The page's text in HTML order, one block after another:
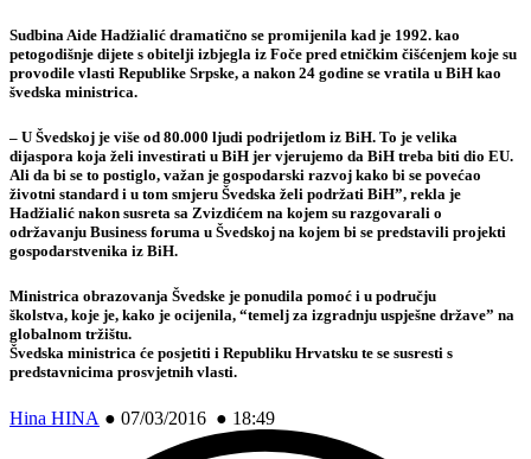
Sudbina Aide Hadžialić dramatično se promijenila kad je 1992. kao
petogodišnje dijete s obitelji izbjegla iz Foče pred etničkim čišćenjem koje su
provodile vlasti Republike Srpske, a nakon 24 godine se vratila u BiH kao
švedska ministrica.
– U Švedskoj je više od 80.000 ljudi podrijetlom iz BiH. To je velika
dijaspora koja želi investirati u BiH jer vjerujemo da BiH treba biti dio EU.
Ali da bi se to postiglo, važan je gospodarski razvoj kako bi se povećao
životni standard i u tom smjeru Švedska želi podržati BiH”, rekla je
Hadžialić nakon susreta sa Zvizdićem na kojem su razgovarali o
održavanju Business foruma u Švedskoj na kojem bi se predstavili projekti
gospodarstvenika iz BiH.
Ministrica obrazovanja Švedske je ponudila pomoć i u području
školstva, koje je, kako je ocijenila, “temelj za izgradnju uspješne države” na
globalnom tržištu.
Švedska ministrica će posjetiti i Republiku Hrvatsku te se susresti s
predstavnicima prosvjetnih vlasti.
Hina HINA ● 07/03/2016 ● 18:49